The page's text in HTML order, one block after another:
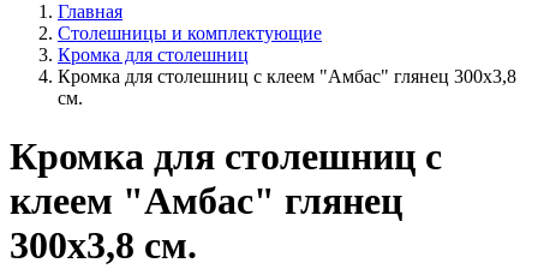
Главная
Столешницы и комплектующие
Кромка для столешниц
Кромка для столешниц с клеем "Амбас" глянец 300х3,8
см.
Кромка для столешниц с
клеем "Амбас" глянец
300х3,8 см.